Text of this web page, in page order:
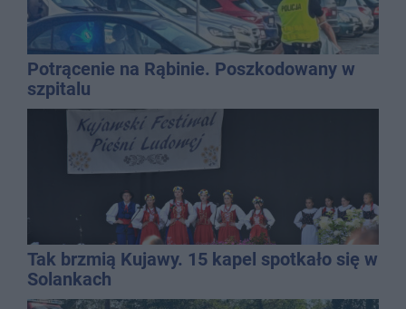
Potrącenie na Rąbinie. Poszkodowany w
szpitalu
Tak brzmią Kujawy. 15 kapel spotkało się w
Solankach